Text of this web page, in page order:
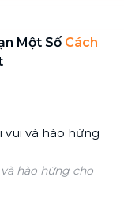
Một Số Cách
hào hứng cho